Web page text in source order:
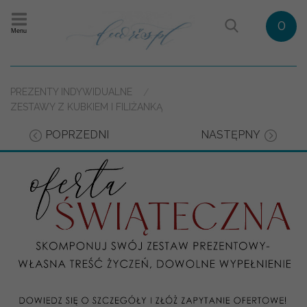
Menu 0
PREZENTY INDYWIDUALNE
ZESTAWY Z KUBKIEM I FILIŻANKĄ
POPRZEDNI NASTĘPNY